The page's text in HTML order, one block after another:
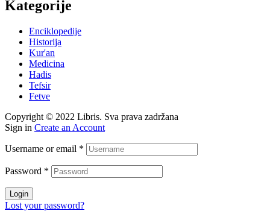
Kategorije
Enciklopedije
Historija
Kur'an
Medicina
Hadis
Tefsir
Fetve
Copyright © 2022 Libris. Sva prava zadržana
Sign in Create an Account
Username or email *
Password *
Login
Lost your password?